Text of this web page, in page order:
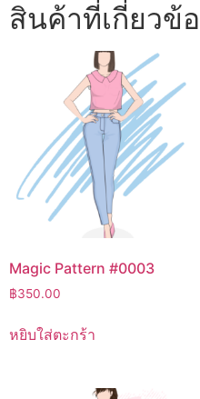
สินค้าที่เกี่ยวข้
Magic Pattern #0003
฿350.00
หยิบใส่ตะกร้า